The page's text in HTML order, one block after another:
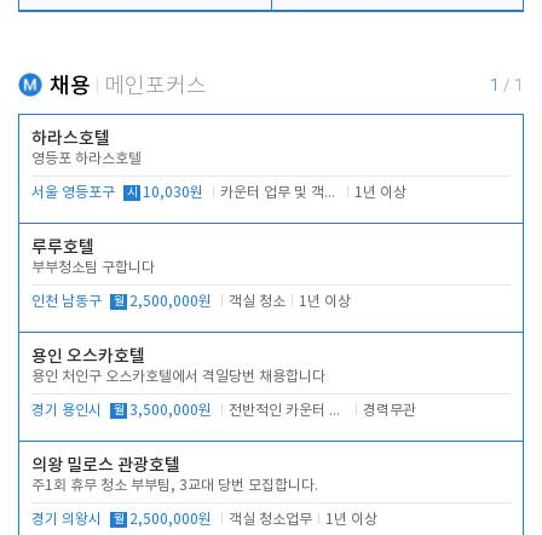
채용 메인포커스 1 / 1
하라스호텔
영등포 하라스호텔
서울 영등포구 시 10,030원 카운터 업무 및 객실관리(청소상태 확인, 객실판매) 1년 이상
루루호텔
부부청소팀 구합니다
인천 남동구 월 2,500,000원 객실 청소 1년 이상
용인 오스카호텔
용인 처인구 오스카호텔에서 격일당번 채용합니다
경기 용인시 월 3,500,000원 전반적인 카운터 업무 경력무관
의왕 밀로스 관광호텔
주1회 휴무 청소 부부팀, 3교대 당번 모집합니다.
경기 의왕시 월 2,500,000원 객실 청소업무 1년 이상